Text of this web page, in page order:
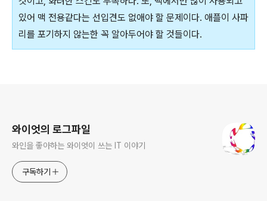
있어 맥 전용같다는 선입견도 없애야 할 문제이다. 애플이 사파
리를 포기하지 않는한 꼭 알아두어야 할 것들이다.
와이엇의 로그파일
와인을 좋아하는 와이엇이 쓰는 IT 이야기
구독하기